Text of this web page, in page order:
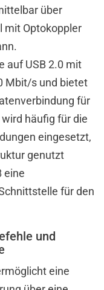
über
mit Optokoppler
auf USB 2.0 mit
Mbit/s und bietet
für
häufig für die
eingesetzt,
genutzt
eine
für den
und
eine